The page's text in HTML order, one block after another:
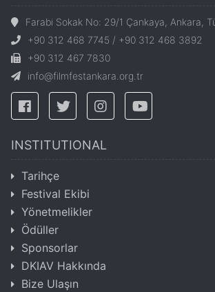
Farabi Sokak No: 29/1 Çankaya, Ankara,
+90 312 468 7745 / +90 312 468 3892
+90 312 467 7830
info@filmfestankara.org.tr
INSTITUTIONAL
Tarihçe
Festival Ekibi
Yönetmelikler
Ödüller
Sponsorlar
DKIAV Hakkında
Bize Ulaşın